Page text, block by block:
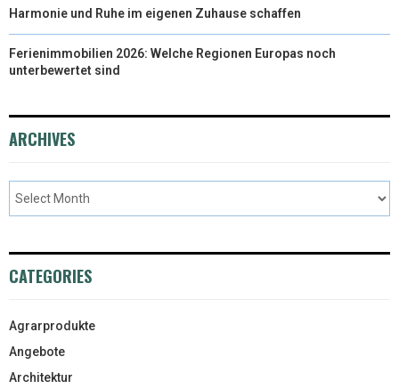
Harmonie und Ruhe im eigenen Zuhause schaffen
Ferienimmobilien 2026: Welche Regionen Europas noch
unterbewertet sind
ARCHIVES
CATEGORIES
Agrarprodukte
Angebote
Architektur